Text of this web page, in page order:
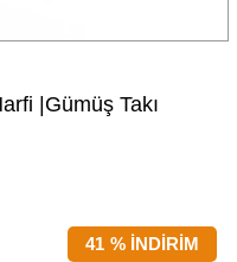
|Gümüş Takı
%
41 İNDIRIM